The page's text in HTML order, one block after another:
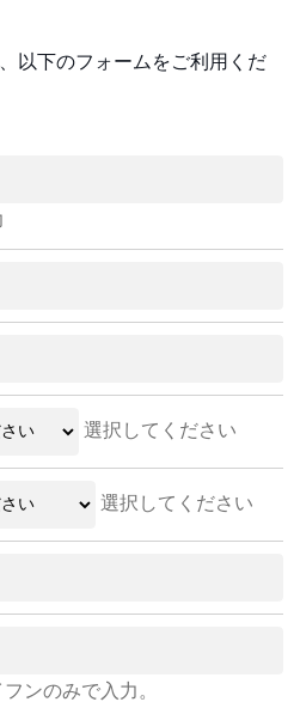
以下のフォームをご利用くだ
選択してください
選択してください
ンのみで入力。